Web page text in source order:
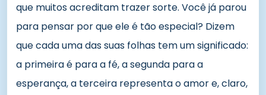
que muitos acreditam trazer sorte. Você já parou
para pensar por que ele é tão especial? Dizem
que cada uma das suas folhas tem um significado:
a primeira é para a fé, a segunda para a
esperança, a terceira representa o amor e, claro,